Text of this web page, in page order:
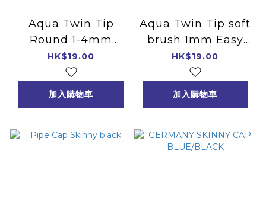
Aqua Twin Tip
Round 1-4mm
Easy Pack
HK$19.00
加入購物車
Aqua Twin Tip soft
brush 1mm Easy
Pack
HK$19.00
加入購物車